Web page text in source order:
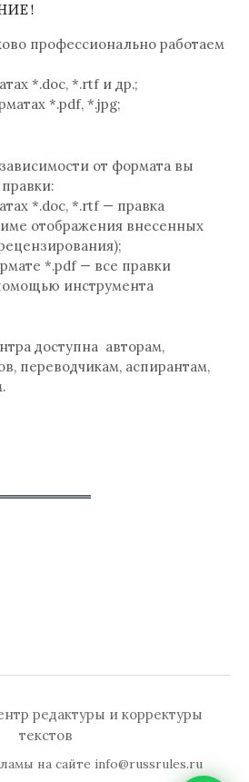
профессионально работаем
*.doc, *.rtf и др.;
*.pdf, *.jpg;
от формата вы
*.doc, *.rtf — правка
отображения внесенных
*.pdf — все правки
инструмента
доступна авторам,
переводчикам, аспирантам,
редактуры и корректуры
текстов
на сайте info@russrules.ru